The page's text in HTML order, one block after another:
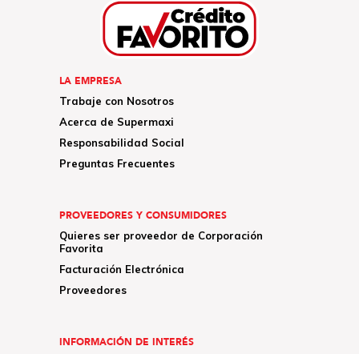
LA EMPRESA
Trabaje con Nosotros
Acerca de Supermaxi
Responsabilidad Social
Preguntas Frecuentes
PROVEEDORES Y CONSUMIDORES
Quieres ser proveedor de Corporación
Favorita
Facturación Electrónica
Proveedores
INFORMACIÓN DE INTERÉS